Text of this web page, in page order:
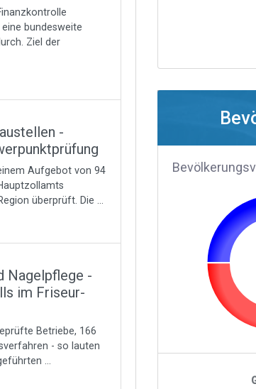
bundesweite
Ziel der
-
Aufgebot von 94
überprüft. Die ...
Nagelpflege -
im Friseur-
Betriebe, 166
- so lauten
...